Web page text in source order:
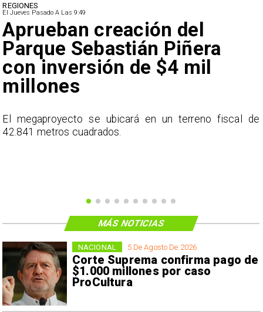
REGIONES
El Jueves Pasado A Las 9:49
Aprueban creación del
Parque Sebastián Piñera
con inversión de $4 mil
millones
El megaproyecto se ubicará en un terreno fiscal de
42.841 metros cuadrados.
5 De Agosto De 2026
Corte Suprema confirma pago de
$1.000 millones por caso
ProCultura
NACIONAL
MÁS NOTICIAS